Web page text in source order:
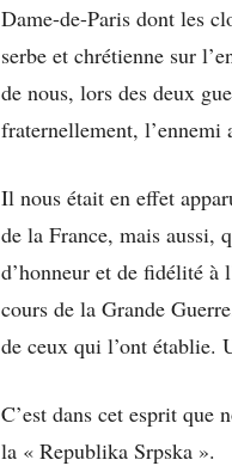
Dame-de-Paris dont les
serbe et chrétienne sur
de nous, lors des deux
fraternellement, l’ennemi
Il nous était en effet
de la France, mais aussi,
d’honneur et de fidélité à
cours de la Grande
de ceux qui l’ont établie.
C’est dans cet esprit que
la « Republika Srpska ».